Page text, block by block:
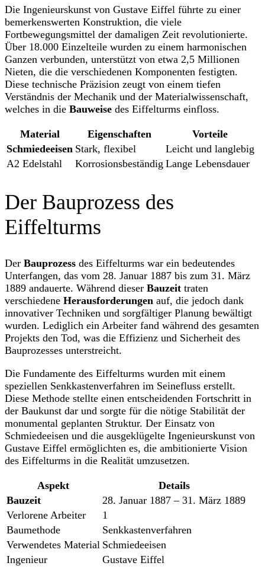
Die Ingenieurskunst von Gustave Eiffel führte zu einer
bemerkenswerten Konstruktion, die viele
Fortbewegungsmittel der damaligen Zeit revolutionierte.
Über 18.000 Einzelteile wurden zu einem harmonischen
Ganzen verbunden, unterstützt von etwa 2,5 Millionen
Nieten, die die verschiedenen Komponenten festigten.
Diese technische Präzision zeugt von einem tiefen
Verständnis der Mechanik und der Materialwissenschaft,
welches in die Bauweise des Eiffelturms einfloss.
Material Eigenschaften
Vorteile
Schmiedeeisen Stark, flexibel
Leicht und langlebig
A2 Edelstahl
Korrosionsbeständig Lange Lebensdauer
Der Bauprozess des
Eiffelturms
Der Bauprozess des Eiffelturms war ein bedeutendes
Unterfangen, das vom 28. Januar 1887 bis zum 31. März
1889 andauerte. Während dieser Bauzeit traten
verschiedene Herausforderungen auf, die jedoch dank
innovativer Techniken und sorgfältiger Planung bewältigt
wurden. Lediglich ein Arbeiter fand während des gesamten
Projekts den Tod, was die Effizienz und Sicherheit des
Bauprozesses unterstreicht.
Die Fundamente des Eiffelturms wurden mit einem
speziellen Senkkastenverfahren im Seinefluss erstellt.
Diese Methode stellte einen entscheidenden Fortschritt in
der Baukunst dar und sorgte für die nötige Stabilität der
monumental geplanten Struktur. Der Einsatz von
Schmiedeeisen und die ausgeklügelte Ingenieurskunst von
Gustave Eiffel ermöglichten es, die ambitionierte Vision
des Eiffelturms in die Realität umzusetzen.
Aspekt
Details
Bauzeit
28. Januar 1887 – 31. März 1889
Verlorene Arbeiter
1
Baumethode
Senkkastenverfahren
Verwendetes Material Schmiedeeisen
Ingenieur
Gustave Eiffel